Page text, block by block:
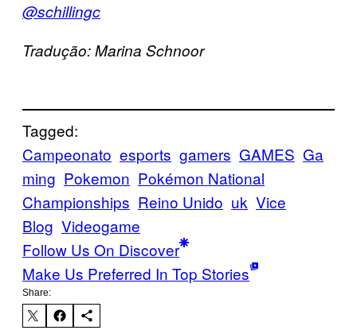
@schillingc
Tradução: Marina Schnoor
Tagged:
Campeonato esports gamers GAMES Ga
ming Pokemon Pokémon National
Championships Reino Unido uk Vice
Blog Videogame
Follow Us On Discover
Make Us Preferred In Top Stories
Share: